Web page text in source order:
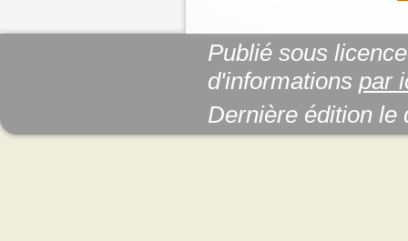
Publié sous
d'informations par
Dernière édition le